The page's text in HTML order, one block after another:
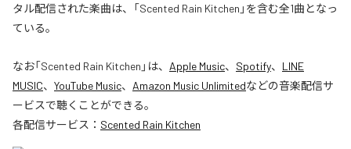
タル配信された楽曲は、「Scented Rain Kitchen」を含む全1曲となっ
ている。
なお「Scented Rain Kitchen 」は、 Apple Music、 Spotify、 LINE
MUSIC、 YouTube Music、 Amazon Music Unlimitedなどの音楽配信サ
ービスで聴くことができる。
各配信サービス： Scented Rain Kitchen